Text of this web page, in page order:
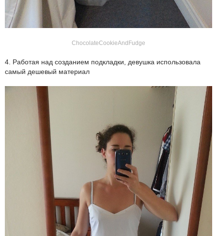
ChocolateCookieAndFudge
4. Работая над созданием подкладки, девушка использовала
самый дешевый материал